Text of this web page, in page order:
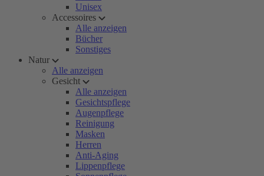
Unisex
Accessoires
Alle anzeigen
Bücher
Sonstiges
Natur
Alle anzeigen
Gesicht
Alle anzeigen
Gesichtspflege
Augenpflege
Reinigung
Masken
Herren
Anti-Aging
Lippenpflege